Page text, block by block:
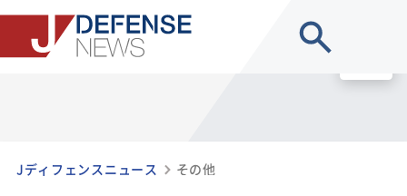
Jディフェンスニュース その他